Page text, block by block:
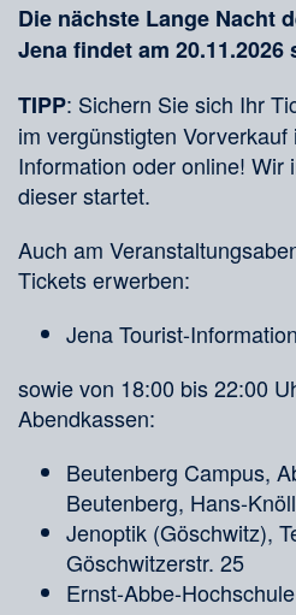
Die nächste Lange Nacht
Jena findet am 20.11.2026
TIPP: Sichern Sie sich Ihr
im vergünstigten Vorverkauf
Information oder online! Wir
dieser startet.
Auch am
Tickets erwerben:
Jena Tourist-
sowie von 18:00 bis 22:00
Abendkassen:
Beutenberg Campus,
Beutenberg, Hans-
Jenoptik (Göschwitz),
Göschwitzerstr. 25
Ernst-Abbe-